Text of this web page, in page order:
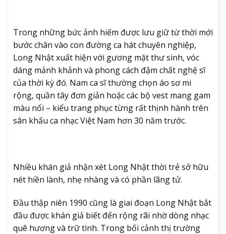
Trong những bức ảnh hiếm được lưu giữ từ thời mới
bước chân vào con đường ca hát chuyên nghiệp,
Long Nhật xuất hiện với gương mặt thư sinh, vóc
dáng mảnh khảnh và phong cách đậm chất nghệ sĩ
của thời kỳ đó. Nam ca sĩ thường chọn áo sơ mi
rộng, quần tây đơn giản hoặc các bộ vest mang gam
màu nổi – kiểu trang phục từng rất thịnh hành trên
sân khấu ca nhạc Việt Nam hơn 30 năm trước.
Nhiều khán giả nhận xét Long Nhật thời trẻ sở hữu
nét hiền lành, nhẹ nhàng và có phần lãng tử.
Đầu thập niên 1990 cũng là giai đoạn Long Nhật bắt
đầu được khán giả biết đến rộng rãi nhờ dòng nhạc
quê hương và trữ tình. Trong bối cảnh thị trường